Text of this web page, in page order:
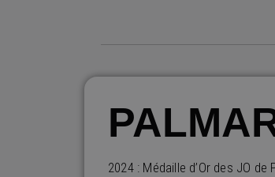
2024 : Médaille d’Or des JO